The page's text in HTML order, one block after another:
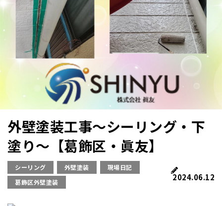
外壁塗装工事～シーリング・下
塗り～【葛飾区・眞友】
シーリング 外壁塗装
現場日記
葛飾区外壁塗装
2024.06.12